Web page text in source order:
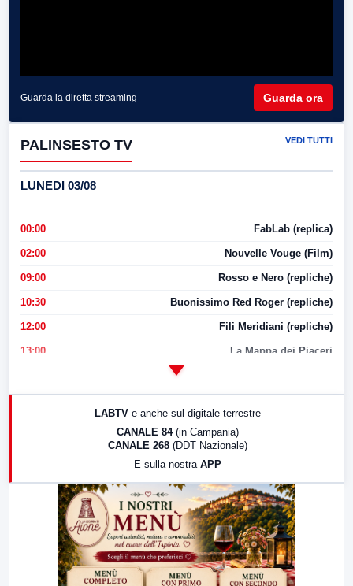
Guarda la diretta streaming Guarda ora
PALINSESTO TV VEDI TUTTI
LUNEDI 03/08
00:00 FabLab (replica)
02:00 Nouvelle Vouge (Film)
09:00 Rosso e Nero (repliche)
10:30 Buonissimo Red Roger (repliche)
12:00 Fili Meridiani (repliche)
13:00 La Mappa dei Piaceri
17:00 LabNews (replica)
LabNews (replica)
LABTV e anche sul digitale terrestre
CANALE 84 (in Campania)
CANALE 268 (DDT Nazionale)
E sulla nostra APP